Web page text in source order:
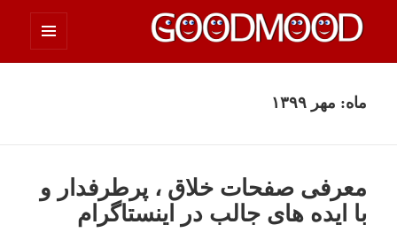
چیزای خووب مووب
ماه: مهر ۱۳۹۹
معرفی صفحات خلاق ، پرطرفدار و
با ایده های جالب در اینستاگرام